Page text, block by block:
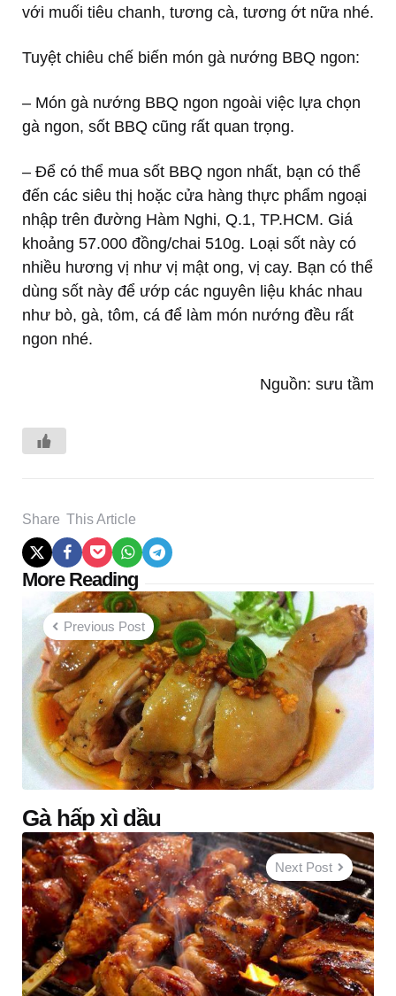
với muối tiêu chanh, tương cà, tương ớt nữa nhé.
Tuyệt chiêu chế biến món gà nướng BBQ ngon:
– Món gà nướng BBQ ngon ngoài việc lựa chọn
gà ngon, sốt BBQ cũng rất quan trọng.
– Để có thể mua sốt BBQ ngon nhất, bạn có thể
đến các siêu thị hoặc cửa hàng thực phẩm ngoại
nhập trên đường Hàm Nghi, Q.1, TP.HCM. Giá
khoảng 57.000 đồng/chai 510g. Loại sốt này có
nhiều hương vị như vị mật ong, vị cay. Bạn có thể
dùng sốt này để ướp các nguyên liệu khác nhau
như bò, gà, tôm, cá để làm món nướng đều rất
ngon nhé.
Nguồn: sưu tầm
Share This Article
More Reading
Post
navigation
Previous Post
Gà hấp xì dầu
Next Post